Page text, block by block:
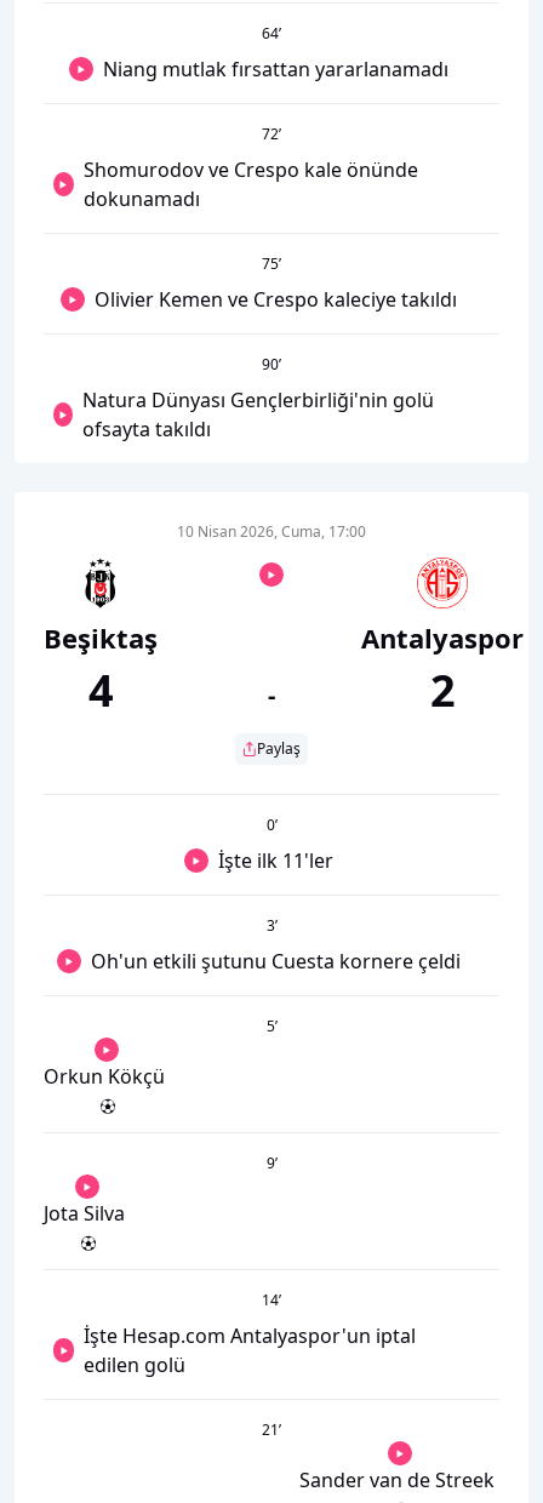
64’
Niang mutlak fırsattan yararlanamadı
72’
Shomurodov ve Crespo kale önünde
dokunamadı
75’
Olivier Kemen ve Crespo kaleciye takıldı
90’
Natura Dünyası Gençlerbirliği'nin golü
ofsayta takıldı
Beşiktaş
4
10 Nisan 2026, Cuma, 17:00
-
Paylaş
Antalyaspor
2
0’
İşte ilk 11'ler
3’
Oh'un etkili şutunu Cuesta kornere çeldi
5’
Orkun Kökçü
9’
Jota Silva
14’
İşte Hesap.com Antalyaspor'un iptal
edilen golü
21’
Sander van de Streek